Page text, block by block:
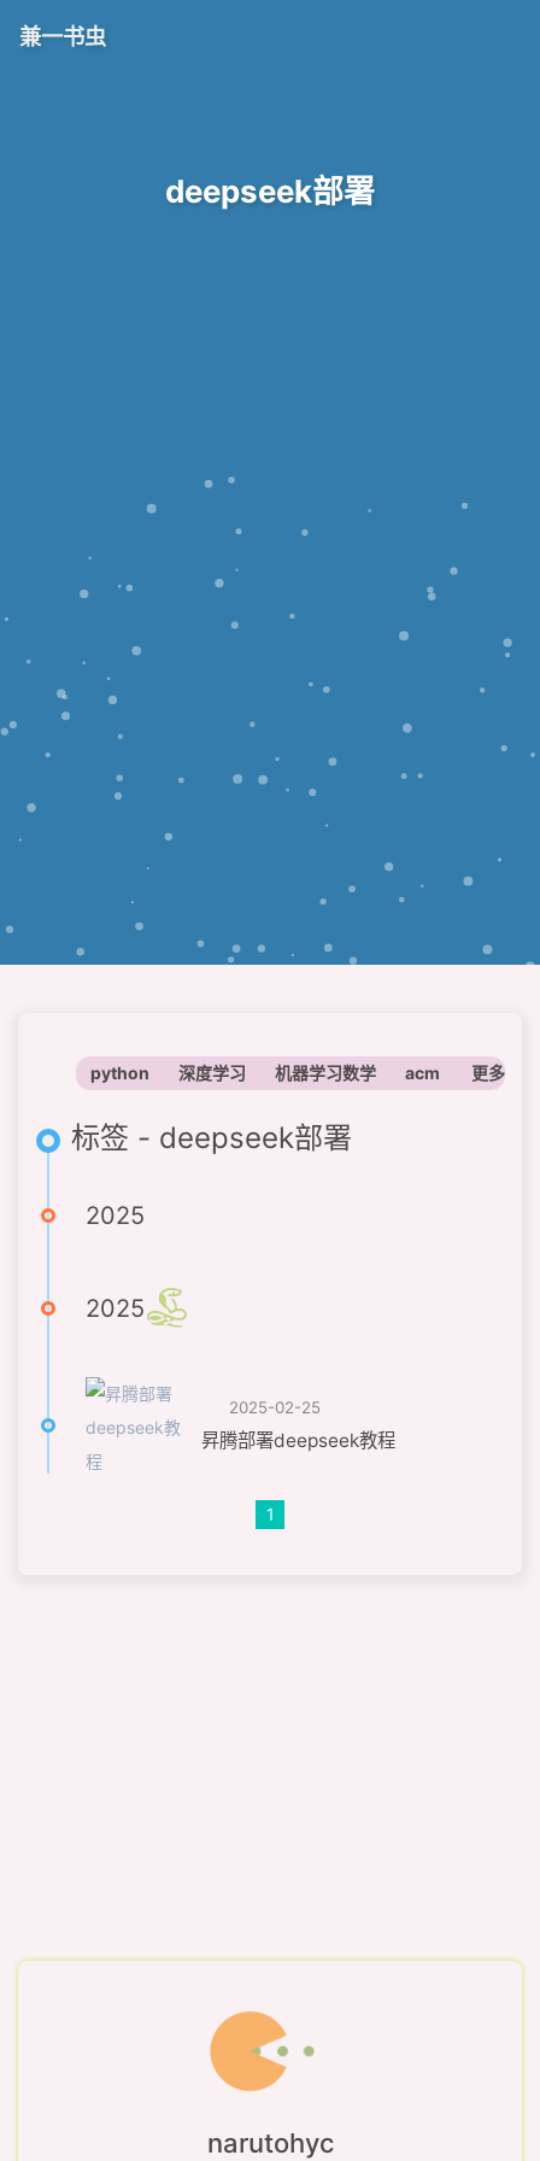
兼一书虫
deepseek部署
python 深度学习 机器学习数学 acm 神经网络
更多
标签 - deepseek部署
2025
2025
2025-02-25
昇腾部署deepseek教程
1
narutohyc